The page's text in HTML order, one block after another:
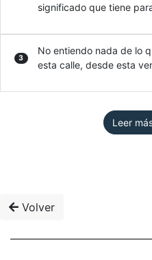
significado que tiene
3
No entiendo nada de lo
esta calle, desde esta
Leer
Volver